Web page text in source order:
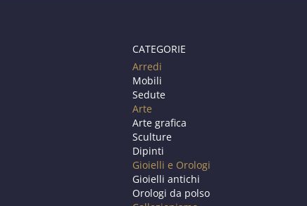
CATEGORIE
Arredi
Mobili
Sedute
Arte
Arte grafica
Sculture
Dipinti
Gioielli e Orologi
Gioielli antichi
Orologi da polso